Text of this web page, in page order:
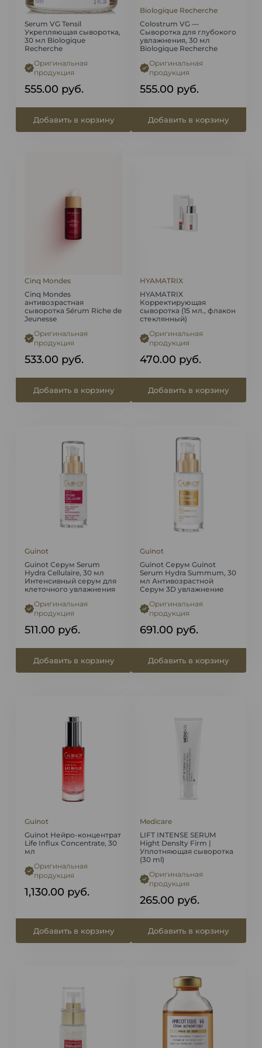
Biologique Recherche
Serum VG Tensil
Укрепляющая сыворотка,
30 мл Biologique
Recherche
Оригинальная
продукция
555.00 руб.
Добавить в корзину
Biologique Recherche
Colostrum VG —
Сыворотка для глубокого
увлажнения, 30 мл
Biologique Recherche
Оригинальная
продукция
555.00 руб.
Добавить в корзину
Cinq Mondes
Cinq Mondes
антивозрастная
сыворотка Sérum Riche de
Jeunesse
Оригинальная
продукция
533.00 руб.
Добавить в корзину
HYAMATRIX
HYAMATRIX
Корректирующая
сыворотка (15 мл., флакон
стеклянный)
Оригинальная
продукция
470.00 руб.
Добавить в корзину
Guinot
Guinot Серум Serum
Hydra Cellulaire, 30 мл
Интенсивный серум для
клеточного увлажнения
Оригинальная
продукция
511.00 руб.
Добавить в корзину
Guinot
Guinot Серум Guinot
Serum Hydra Summum, 30
мл Антивозрастной
Серум 3D увлажнение
Оригинальная
продукция
691.00 руб.
Добавить в корзину
Guinot
Guinot Нейро-концентрат
Life Influx Concentrate, 30
мл
Оригинальная
продукция
1,130.00 руб.
Добавить в корзину
Medicare
LIFT INTENSE SERUM
Hight Denslty Firm |
Уплотняющая сыворотка
(30 ml)
Оригинальная
продукция
265.00 руб.
Добавить в корзину